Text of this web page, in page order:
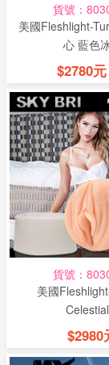
批
明
貨號：
美國Fleshlight-
心 藍色
$2780元
貨號：
美國
$2980